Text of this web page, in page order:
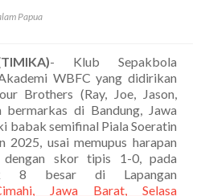
Papua
- Klub Sepakbola
WBFC yang didirikan
Brothers (Ray, Joe, Jason,
bermarkas di Bandung, Jawa
babak semifinal Piala Soeratin
2025, usai memupus harapan
dengan skor tipis 1-0, pada
8 besar di Lapangan
Jawa Barat, Selasa